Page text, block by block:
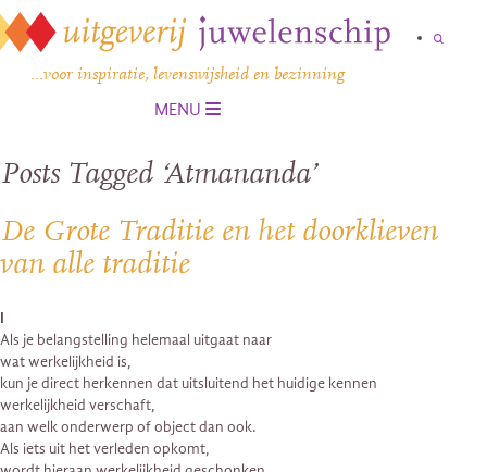
…voor inspiratie, levenswijsheid en bezinning
MENU
Posts Tagged ‘Atmananda’
De Grote Traditie en het doorklieven
van alle traditie
I
Als je belangstelling helemaal uitgaat naar
wat werkelijkheid is,
kun je direct herkennen dat uitsluitend het huidige kennen
werkelijkheid verschaft,
aan welk onderwerp of object dan ook.
Als iets uit het verleden opkomt,